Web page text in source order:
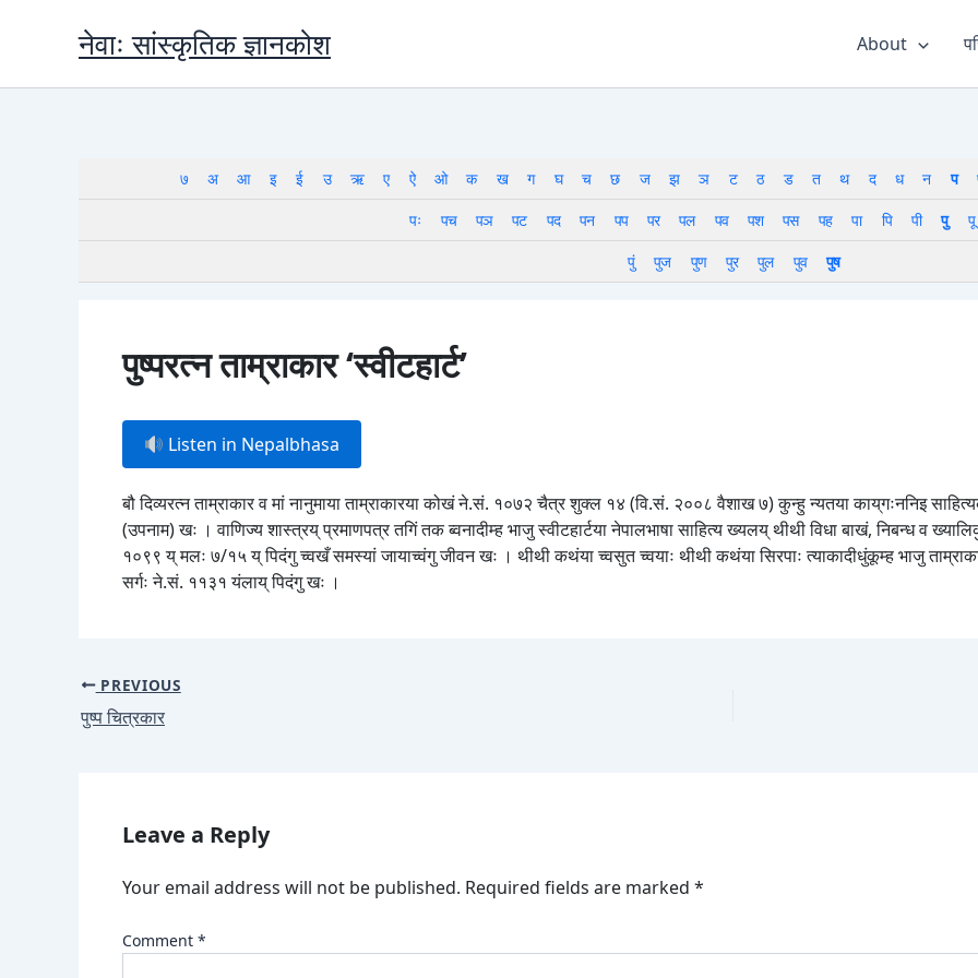
नेवाः सांस्कृतिक ज्ञानकोश About
७ अ आ इ ई उ ऋ ए ऐ ओ क ख ग घ च छ ज झ ञ ट ठ ड त थ द ध न प
पः
पच पञ पट पद पन पप पर पल पव पश पस पह पा पि पी पु पू
पुं
पुज पुण पुर पुल पुव पुष
पुष्परत्न ताम्राकार ‘स्वीटहार्ट’
Listen in Nepalbhasa
बौ दिव्यरत्न ताम्राकार व मां नानुमाया ताम्राकारया कोखं ने.सं. १०७२ चैत्र शुक्ल १४ (वि.सं. २००८ वैशाख ७) कुन्हु न्यतया काय्‌गःननिइ
(उपनाम) खः । वाणिज्य शास्त्रय् प्रमाणपत्र तगिं तक ब्वनादीम्ह भाजु स्वीटहार्टया नेपालभाषा साहित्य ख्यलय् थीथी विधा बाखं, निबन्ध व
१०९९ य् मलः ७/१५ य् पिदंगु च्वखँ समस्यां जायाच्वंगु जीवन खः । थीथी कथंया च्वसुत च्वयाः थीथी कथंया सिरपाः त्याकादीधुंकूम्ह भाजु
सर्गः ने.सं. ११३१ यंलाय् पिदंगु खः ।
PREVIOUS
पुष्प चित्रकार
Leave a Reply
Your email address will not be published. Required fields are marked *
Comment *